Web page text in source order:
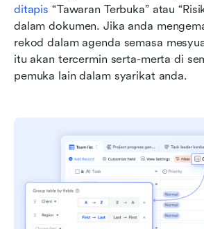
ditapis “Tawaran Terbuka” atau
dalam dokumen. Jika anda
rekod dalam agenda semasa
itu akan tercermin serta-merta di
pemuka lain dalam syarikat anda.